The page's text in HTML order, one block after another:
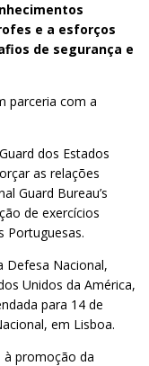
e a esforços
de segurança e
parceria com a
dos Estados
as relações
Guard Bureau’s
de exercícios
Portuguesas.
Defesa Nacional,
Unidos da América,
para 14 de
em Lisboa.
à promoção da